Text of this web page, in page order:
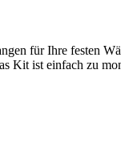
für Ihre festen
Kit ist einfach zu